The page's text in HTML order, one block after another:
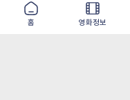
홈 영화정보